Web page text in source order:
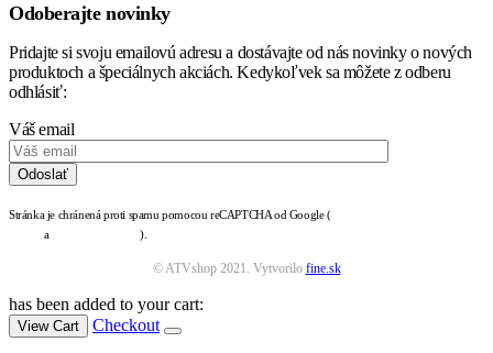
Odoberajte novinky
Pridajte si svoju emailovú adresu a dostávajte od nás novinky o nových
produktoch a špeciálnych akciách. Kedykoľvek sa môžete z odberu
odhlásiť:
Váš email
Stránka je chránená proti spamu pomocou reCAPTCHA od Google (zásady ochrany osobných
a podmienky služby).
© ATVshop 2021. Vytvorilo fine.sk
has been added to your cart:
View Cart Checkout